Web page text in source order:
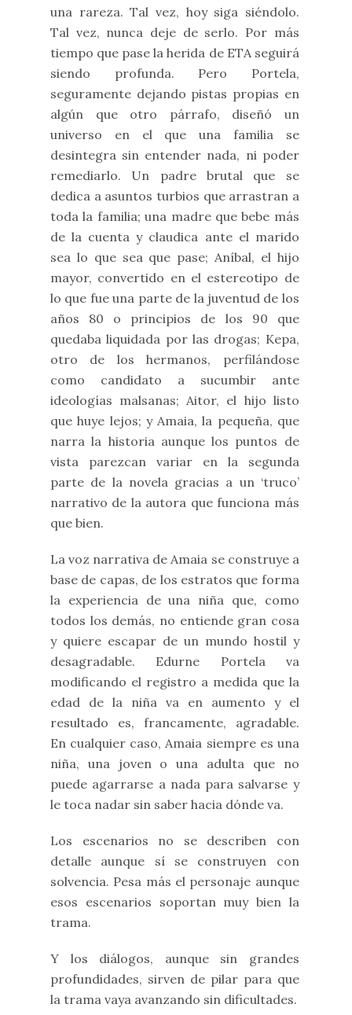
una rareza. Tal vez, hoy siga siéndolo.
Tal vez, nunca deje de serlo. Por más
tiempo que pase la herida de ETA seguirá
siendo profunda. Pero Portela,
seguramente dejando pistas propias en
algún que otro párrafo, diseñó un
universo en el que una familia se
desintegra sin entender nada, ni poder
remediarlo. Un padre brutal que se
dedica a asuntos turbios que arrastran a
toda la familia; una madre que bebe más
de la cuenta y claudica ante el marido
sea lo que sea que pase; Aníbal, el hijo
mayor, convertido en el estereotipo de
lo que fue una parte de la juventud de los
años 80 o principios de los 90 que
quedaba liquidada por las drogas; Kepa,
otro de los hermanos, perfilándose
como candidato a sucumbir ante
ideologías malsanas; Aitor, el hijo listo
que huye lejos; y Amaia, la pequeña, que
narra la historia aunque los puntos de
vista parezcan variar en la segunda
parte de la novela gracias a un ‘truco’
narrativo de la autora que funciona más
que bien.
La voz narrativa de Amaia se construye a
base de capas, de los estratos que forma
la experiencia de una niña que, como
todos los demás, no entiende gran cosa
y quiere escapar de un mundo hostil y
desagradable. Edurne Portela va
modificando el registro a medida que la
edad de la niña va en aumento y el
resultado es, francamente, agradable.
En cualquier caso, Amaia siempre es una
niña, una joven o una adulta que no
puede agarrarse a nada para salvarse y
le toca nadar sin saber hacia dónde va.
Los escenarios no se describen con
detalle aunque sí se construyen con
solvencia. Pesa más el personaje aunque
esos escenarios soportan muy bien la
trama.
Y los diálogos, aunque sin grandes
profundidades, sirven de pilar para que
la trama vaya avanzando sin dificultades.